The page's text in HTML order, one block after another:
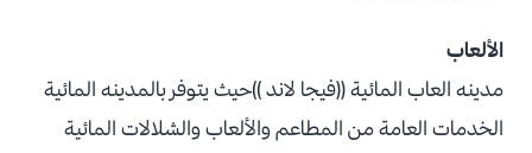
الألعاب
مدينه العاب المائية ((فيجا لاند ))حيث يتوفر بالمدينه المائية
الخدمات العامة من المطاعم والألعاب والشلالات المائية